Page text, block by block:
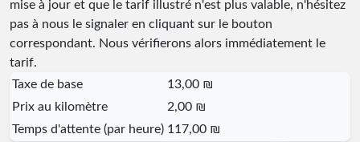
mise à jour et que le tarif illustré n'est plus valable, n'hésitez
pas à nous le signaler en cliquant sur le bouton
correspondant. Nous vérifierons alors immédiatement le
tarif.
Taxe de base
13,00 ₪
Prix au kilomètre
2,00 ₪
Temps d'attente (par heure) 117,00 ₪